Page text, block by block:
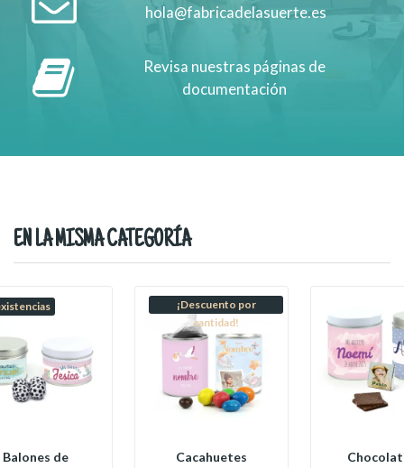
hola@fabricadelasuerte.es
Revisa nuestras páginas de
documentación
EN LA MISMA CATEGORÍA
Balones de
¡Descuento por
cantidad!
Cacahuetes